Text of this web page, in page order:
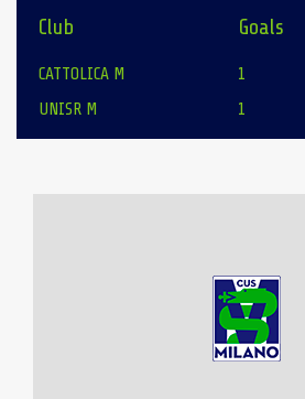
Club Goals
CATTOLICA M 1
UNISR M
1